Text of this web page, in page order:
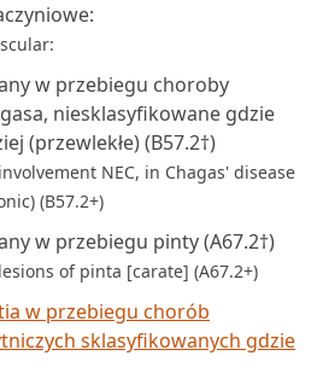
w przebiegu choroby
niesklasyfikowane gdzie
(przewlekłe) (B57.2†)
NEC, in Chagas' disease
(B57.2+)
w przebiegu pinty (A67.2†)
of pinta [carate] (A67.2+)
w przebiegu chorób
sklasyfikowanych gdzie